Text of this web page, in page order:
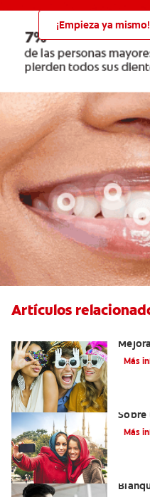
¡Empieza ya mismo!
Artículos
Más
Sobre
Más